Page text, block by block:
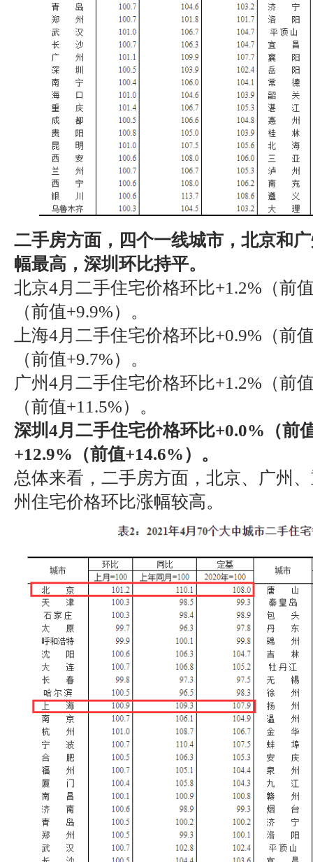
二手房方面，四个一线城市，北京和
幅最高，深圳环比持平。
北京4月二手住宅价格环比+1.2%（前
（前值+9.9%）。
上海4月二手住宅价格环比+0.9%（前
（前值+9.7%）。
广州4月二手住宅价格环比+1.2%（前
（前值+11.5%）。
深圳4月二手住宅价格环比+0.0%（前
+12.9%（前值+14.6%）。
总体来看，二手房方面，北京、广州
州住宅价格环比涨幅较高。